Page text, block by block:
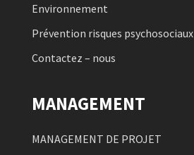
Environnement
Prévention risques psychosociaux
Contactez – nous
MANAGEMENT
MANAGEMENT DE PROJET